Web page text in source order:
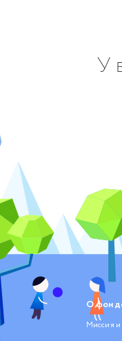
У
О
Миссия